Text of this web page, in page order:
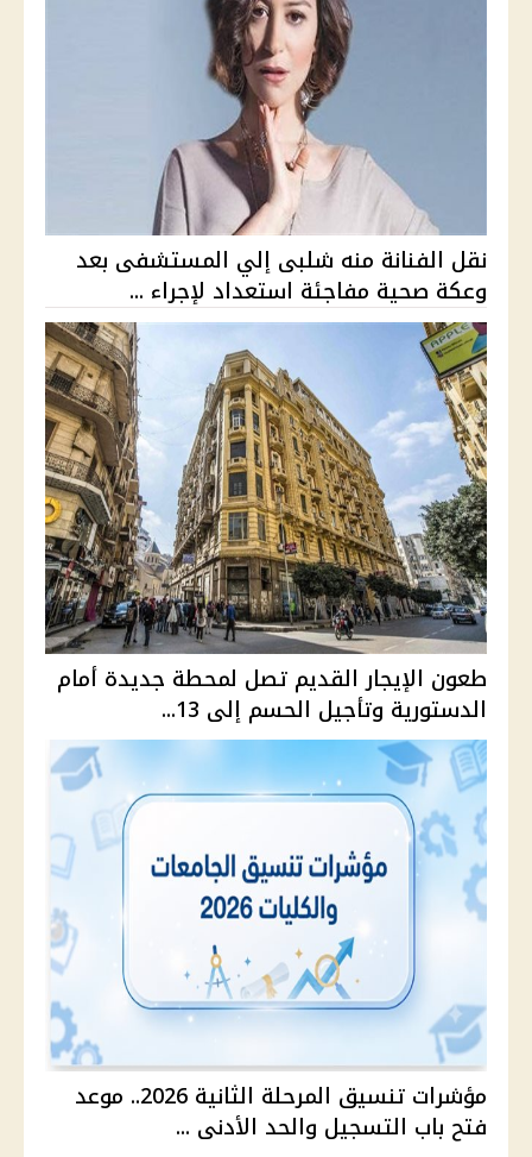
نقل الفنانة منه شلبى إلي المستشفى بعد
وعكة صحية مفاجئة استعداد لإجراء ...
طعون الإيجار القديم تصل لمحطة جديدة أمام
الدستورية وتأجيل الحسم إلى 13...
مؤشرات تنسيق المرحلة الثانية 2026.. موعد
فتح باب التسجيل والحد الأدنى ...